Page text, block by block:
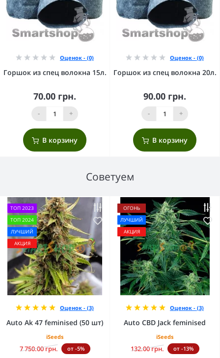
Оценок - (0)
Горшок из спец волокна 15л.
70.00 грн.
- +
В корзину
Оценок - (0)
Горшок из спец волокна 20л.
90.00 грн.
- +
В корзину
Советуем
ТОП 2023
ТОП 2024
ЛУЧШИЙ
АКЦИЯ
Оценок - (3)
Auto Ak 47 feminised (50 шт)
iSeeds
7 750.00 грн. от -5%
ОГОНЬ
ЛУЧШИЙ
АКЦИЯ
Оценок - (3)
Auto CBD Jack feminised
iSeeds
132.00 грн. от -13%